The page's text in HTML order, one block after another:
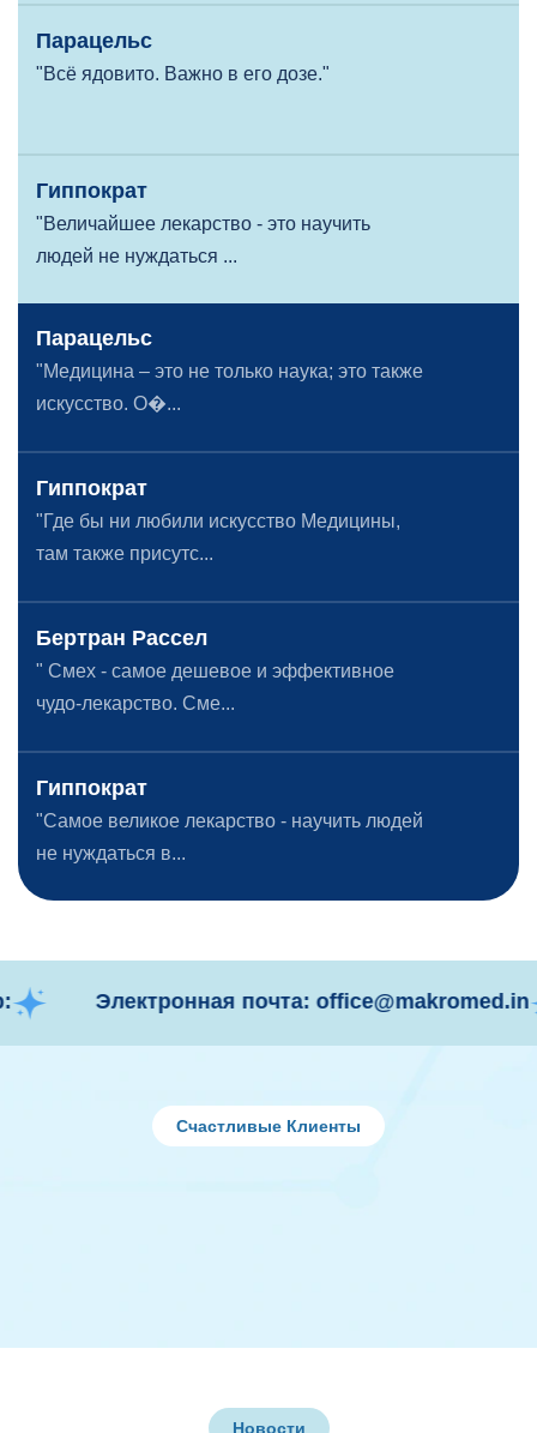
Парацельс
"Всё ядовито. Важно в его дозе."
Гиппократ
"Величайшее лекарство - это научить
людей не нуждаться ...
Парацельс
"Медицина – это не только наука; это также
искусство. О�...
Гиппократ
"Где бы ни любили искусство Медицины,
там также присутс...
Бертран Рассел
" Смех - самое дешевое и эффективное
чудо-лекарство. Сме...
Гиппократ
"Самое великое лекарство - научить людей
не нуждаться в...
Электронная почта: office@makromed.in
Счастливые Клиенты
Новости